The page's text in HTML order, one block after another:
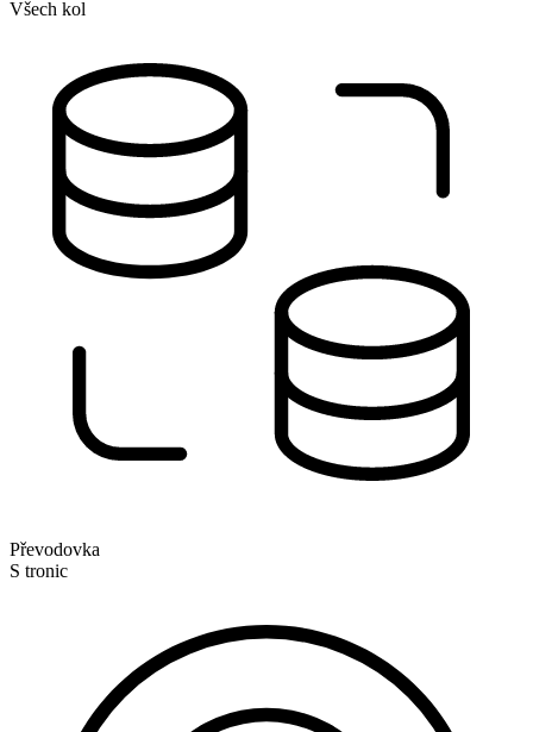
Všech kol
Převodovka
S tronic